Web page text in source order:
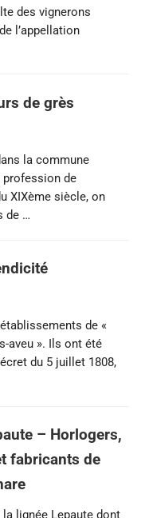
des vignerons
l’appellation
de grès
la commune
profession de
XIXème siècle, on
de …
de «
aveu ». Ils ont été
du 5 juillet 1808,
– Horlogers,
fabricants de
lignée Lepaute dont